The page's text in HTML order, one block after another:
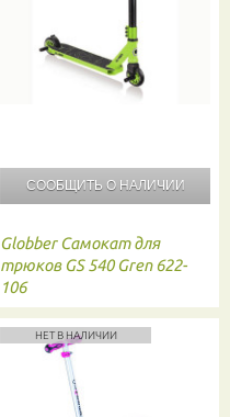
СООБЩИТЬ О НАЛИЧИИ
Globber Самокат для
трюков GS 540 Gren 622-
106
НЕТ В НАЛИЧИИ